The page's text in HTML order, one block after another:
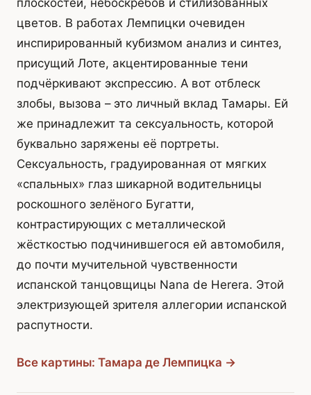
цветов. В работах Лемпицки очевиден
инспирированный кубизмом анализ и синтез,
присущий Лоте, акцентированные тени
подчёркивают экспрессию. А вот отблеск
злобы, вызова – это личный вклад Тамары. Ей
же принадлежит та сексуальность, которой
буквально заряжены её портреты.
Сексуальность, градуированная от мягких
«спальных» глаз шикарной водительницы
роскошного зелёного Бугатти,
контрастирующих с металлической
жёсткостью подчинившегося ей автомобиля,
до почти мучительной чувственности
испанской танцовщицы Nana de Herera. Этой
электризующей зрителя аллегории испанской
распутности.
Все картины: Тамара де Лемпицка →